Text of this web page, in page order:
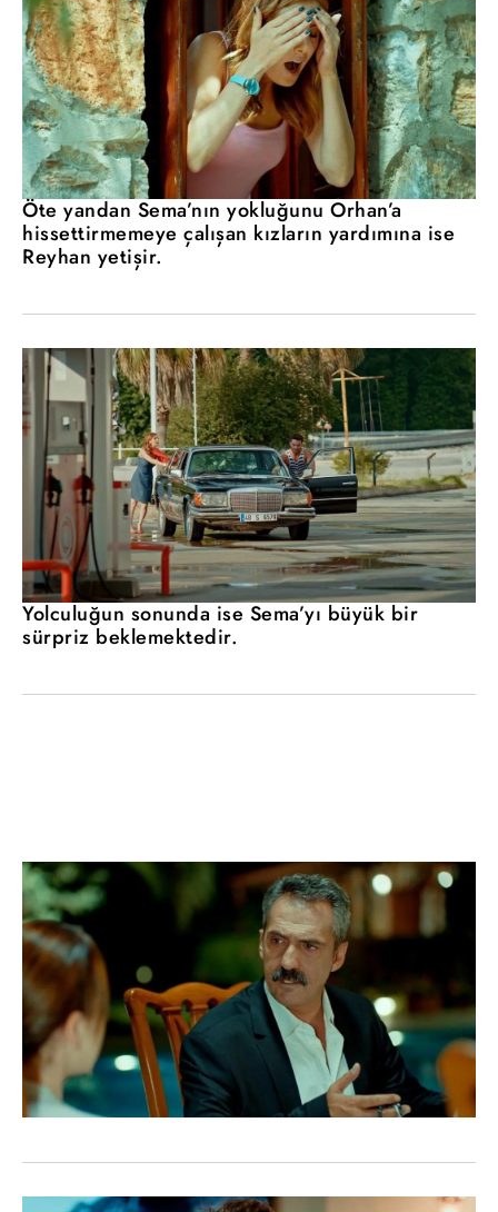
Öte yandan Sema’nın yokluğunu Orhan’a
hissettirmemeye çalışan kızların yardımına ise
Reyhan yetişir.
Yolculuğun sonunda ise Sema’yı büyük bir
sürpriz beklemektedir.